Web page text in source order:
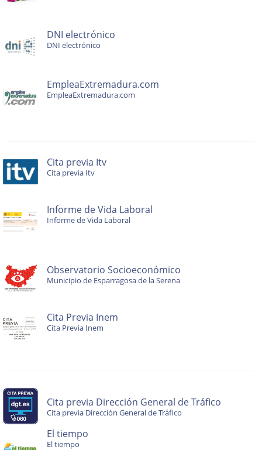
DNI electrónico
DNI electrónico
EmpleaExtremadura.com
EmpleaExtremadura.com
Cita previa Itv
Cita previa Itv
Informe de Vida Laboral
Informe de Vida Laboral
Observatorio Socioeconómico
Municipio de Esparragosa de la Serena
Cita Previa Inem
Cita Previa Inem
Cita previa Dirección General de Tráfico
Cita previa Dirección General de Tráfico
El tiempo
El tiempo